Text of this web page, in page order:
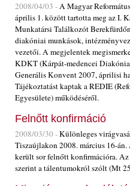
2008/04/03 -A Magyar
április 1. között tartotta meg az I.
Munkatársi Találkozót
diakóniai munkások,
vezetői. A megjelentek
KDKT (Kárpát-medencei
Generális Konvent 2007, áprilisi
Tájékoztatást kaptak a REDIE
Egyesülete) működéséről.
Felnőtt konfirmáció
2008/03/30 -Különleges
Tiszaújlakon 2008. március 16-
került sor felnőtt konfirmációra.
szerint a tálentumokról szólt (Mt